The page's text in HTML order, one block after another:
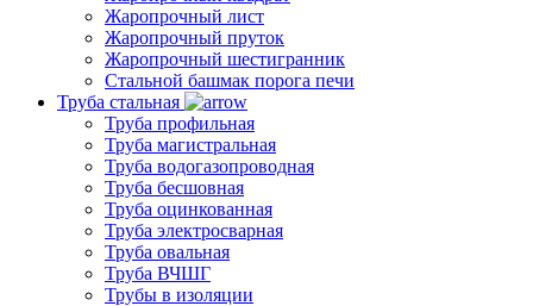
Жаропрочный лист
Жаропрочный пруток
Жаропрочный шестигранник
Стальной башмак порога печи
Труба стальная
Труба профильная
Труба магистральная
Труба водогазопроводная
Труба бесшовная
Труба оцинкованная
Труба электросварная
Труба овальная
Труба ВЧШГ
Трубы в изоляции